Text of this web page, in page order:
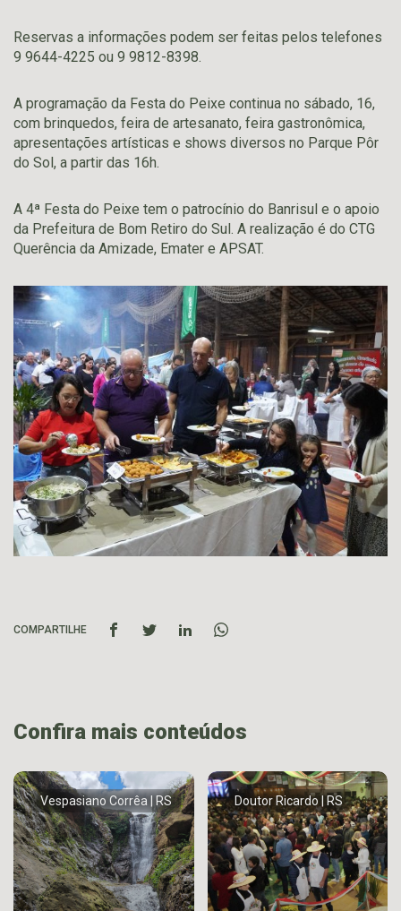
Reservas a informações podem ser feitas pelos telefones
9 9644-4225 ou 9 9812-8398.
A programação da Festa do Peixe continua no sábado, 16,
com brinquedos, feira de artesanato, feira gastronômica,
apresentações artísticas e shows diversos no Parque Pôr
do Sol, a partir das 16h.
A 4ª Festa do Peixe tem o patrocínio do Banrisul e o apoio
da Prefeitura de Bom Retiro do Sul. A realização é do CTG
Querência da Amizade, Emater e APSAT.
COMPARTILHE
Confira mais conteúdos
Vespasiano Corrêa | RS Doutor Ricardo | RS